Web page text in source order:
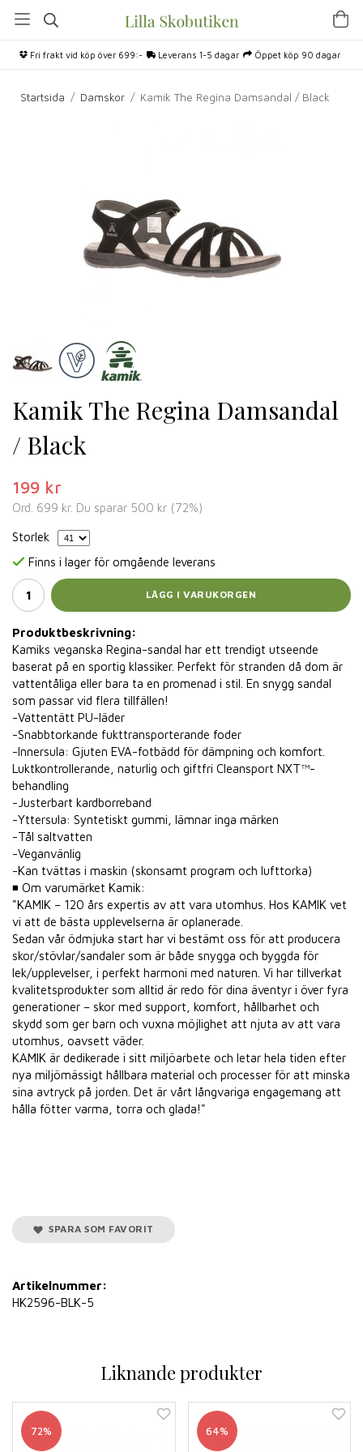
Fri frakt vid köp över 699:- Leverans 1-5 dagar Öppet köp 90 dagar
Startsida / Damskor / Kamik The Regina Damsandal / Black
Kamik The Regina Damsandal
/ Black
199 kr
Ord. 699 kr. Du sparar 500 kr (72%)
Storlek
Finns i lager för omgående leverans
LÄGG I VARUKORGEN
Produktbeskrivning:
Kamiks veganska Regina-sandal har ett trendigt utseende
baserat på en sportig klassiker. Perfekt för stranden då dom är
vattentåliga eller bara ta en promenad i stil. En snygg sandal
som passar vid flera tillfällen!
-Vattentätt PU-läder
-Snabbtorkande fukttransporterande foder
-Innersula: Gjuten EVA-fotbädd för dämpning och komfort.
Luktkontrollerande, naturlig och giftfri Cleansport NXT™-
behandling
-Justerbart kardborreband
-Yttersula: Syntetiskt gummi, lämnar inga märken
-Tål saltvatten
-Veganvänlig
-Kan tvättas i maskin (skonsamt program och lufttorka)
◾ Om varumärket Kamik:
"KAMIK – 120 års expertis av att vara utomhus. Hos KAMIK vet
vi att de bästa upplevelserna är oplanerade.
Sedan vår ödmjuka start har vi bestämt oss för att producera
skor/stövlar/sandaler som är både snygga och byggda för
lek/upplevelser, i perfekt harmoni med naturen. Vi har tillverkat
kvalitetsprodukter som alltid är redo för dina äventyr i över fyra
generationer – skor med support, komfort, hållbarhet och
skydd som ger barn och vuxna möjlighet att njuta av att vara
utomhus, oavsett väder.
KAMIK är dedikerade i sitt miljöarbete och letar hela tiden efter
nya miljömässigt hållbara material och processer för att minska
sina avtryck på jorden. Det är vårt långvariga engagemang att
hålla fötter varma, torra och glada!"
SPARA SOM FAVORIT
Artikelnummer:
HK2596-BLK-5
Liknande produkter
72% 64%